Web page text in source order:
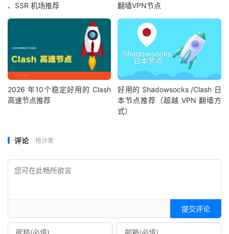
、SSR 机场推荐
翻墙VPN节点
2026 年10个稳定好用的 Clash
高速节点推荐
好用的 Shadowsocks /Clash 日
本节点推荐（超越 VPN 翻墙方
式）
评论 抢沙发
提交评论